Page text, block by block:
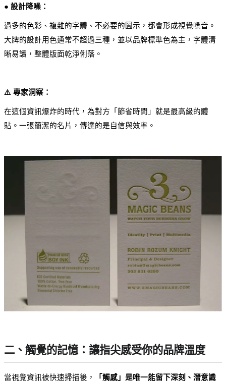
● 設計降噪：
過多的色彩、複雜的字體、不必要的圖示，都會形成視覺噪音。
大牌的設計用色通常不超過三種，並以品牌標準色為主，字體清
晰易讀，整體版面乾淨俐落。
⚠️ 專家洞察：
在這個資訊爆炸的時代，為對方「節省時間」就是最高級的體
貼。一張簡潔的名片，傳達的是自信與效率。
二、觸覺的記憶：讓指尖感受你的品牌溫度
當視覺資訊被快速掃描後，
「觸感」是唯一能留下深刻、潛意識